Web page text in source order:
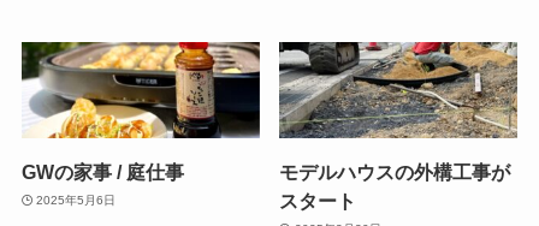
GWの家事 / 庭仕事
2025年5月6日
モデルハウスの外構工事が
スタート